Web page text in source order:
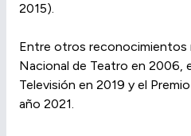
2015).
Entre otros reconocimientos
Nacional de Teatro en 2006,
Televisión en 2019 y el
año 2021.